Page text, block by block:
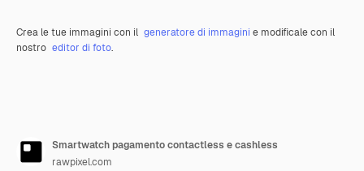
Crea le tue immagini con il generatore di immagini e modificale con il
nostro editor di foto.
Smartwatch pagamento contactless e cashless
rawpixel.com